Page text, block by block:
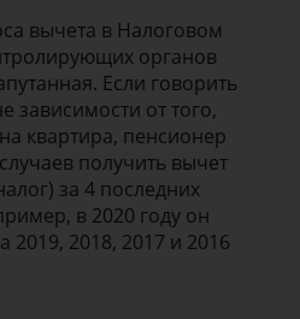
вычета в Налоговом
органов
Если говорить
зависимости от того,
квартира, пенсионер
получить вычет
за 4 последних
в 2020 году он
2019, 2018, 2017 и 2016